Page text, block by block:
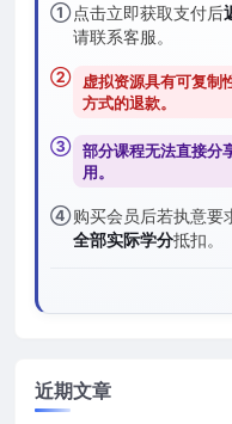
①点击立即获取支付后
请联系客服。
② 虚拟资源具有可复制
方式的退款。
③ 部分课程无法直接分
用。
④购买会员后若执意要
全部实际学分抵扣。
近期文章